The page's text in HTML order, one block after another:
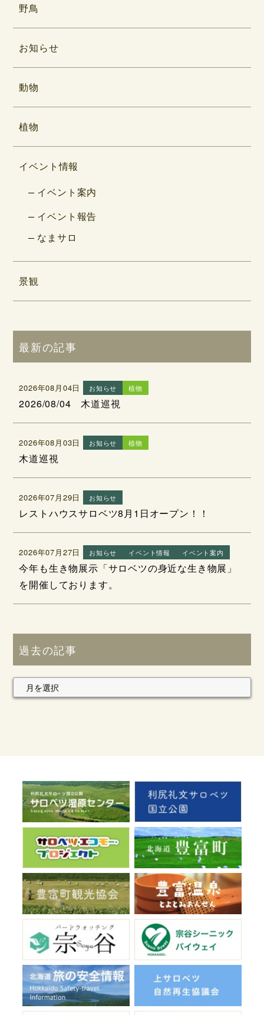
野鳥
お知らせ
動物
植物
イベント情報
イベント案内
イベント報告
なまサロ
景観
最新の記事
2026年08月04日 お知らせ 植物
2026/08/04 木道巡視
2026年08月03日 お知らせ 植物
木道巡視
2026年07月29日 お知らせ
レストハウスサロベツ8月1日オープン！！
2026年07月27日 お知らせ イベント情報 イベント案内
今年も生き物展示「サロベツの身近な生き物展」
を開催しております。
過去の記事